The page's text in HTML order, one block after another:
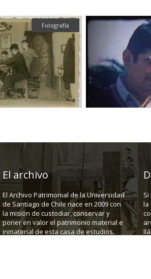
El archivo
El Archivo Patrimonial de la Universidad
de Santiago de Chile nace en 2009 con
la misión de custodiar, conservar y
poner en valor el patrimonio material e
inmaterial de esta casa de estudios.
la